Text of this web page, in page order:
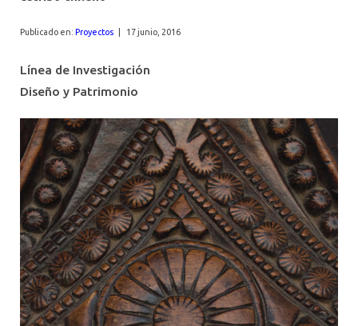
Publicado en: Proyectos 17 junio, 2016
Línea de Investigación
Diseño y Patrimonio